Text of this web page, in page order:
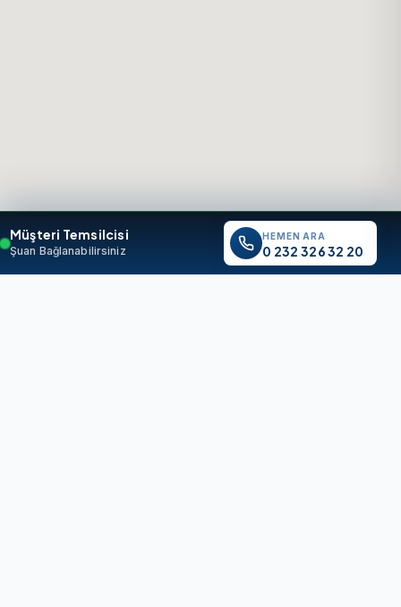
Müşteri Temsilcisi
Şuan Bağlanabilirsiniz
HEMEN ARA
0 232 326 32 20